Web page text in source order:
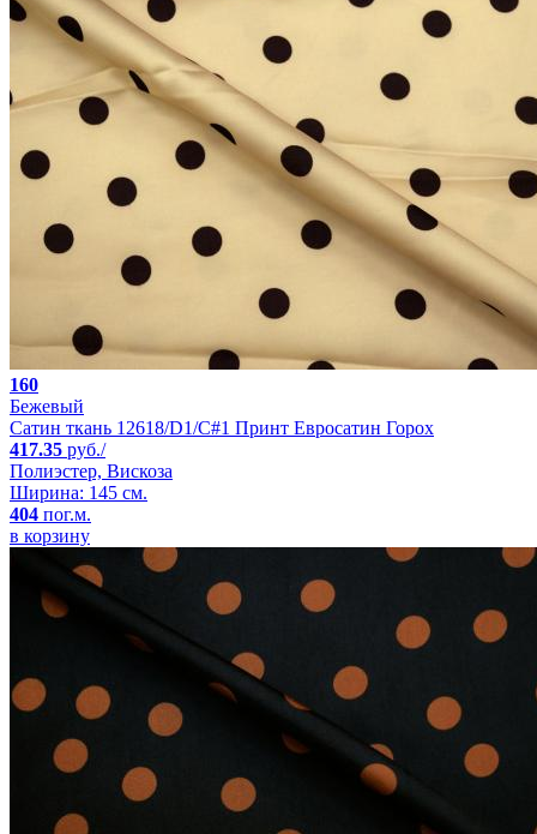
160
Бежевый
Сатин ткань 12618/D1/C#1 Принт Евросатин Горох
417.35 руб./
Полиэстер, Вискоза
Ширина: 145 см.
404 пог.м.
в корзину